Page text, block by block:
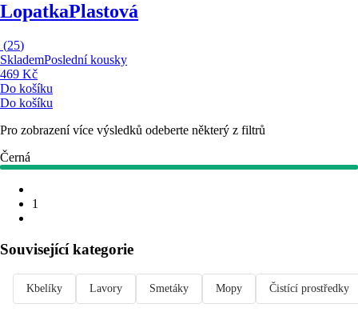
LopatkaPlastová
(25)
SklademPoslední kousky
469 Kč
Do košíku
Do košíku
Pro zobrazení více výsledků odeberte některý z filtrů
Černá
1
Související kategorie
Kbelíky Lavory Smetáky Mopy Čistící prostředky